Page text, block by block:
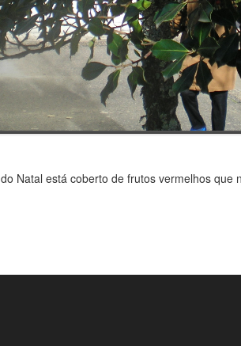
Natal está coberto de frutos vermelhos que